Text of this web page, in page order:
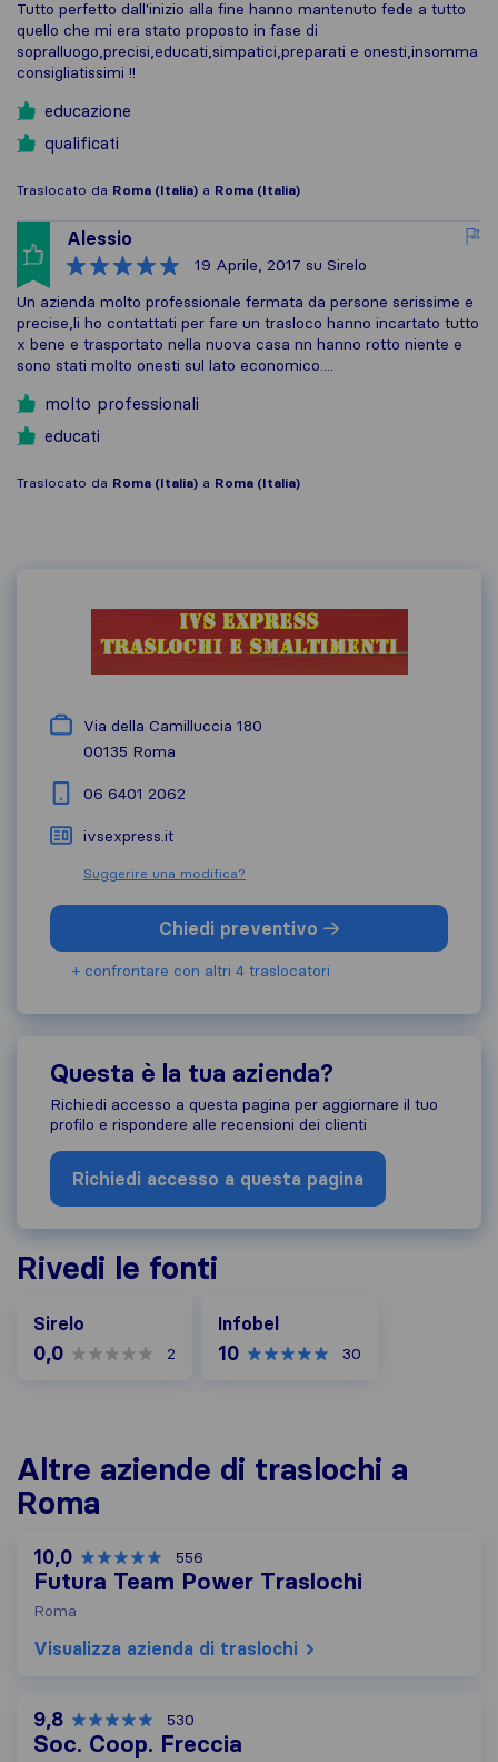
Tutto perfetto dall'inizio alla fine hanno mantenuto fede a tutto
quello che mi era stato proposto in fase di
sopralluogo,precisi,educati,simpatici,preparati e onesti,insomma
consigliatissimi !!
educazione
qualificati
Traslocato da Roma (Italia) a Roma (Italia)
Alessio
19 Aprile, 2017 su Sirelo
Un azienda molto professionale fermata da persone serissime e
precise,li ho contattati per fare un trasloco hanno incartato tutto
x bene e trasportato nella nuova casa nn hanno rotto niente e
sono stati molto onesti sul lato economico....
molto professionali
educati
Traslocato da Roma (Italia) a Roma (Italia)
Via della Camilluccia 180
00135 Roma
06 6401 2062
ivsexpress.it
Suggerire una modifica?
Chiedi preventivo
+ confrontare con altri 4 traslocatori
Questa è la tua azienda?
Richiedi accesso a questa pagina per aggiornare il tuo
profilo e rispondere alle recensioni dei clienti
Richiedi accesso a questa pagina
Rivedi le fonti
Sirelo
0,0 2
Infobel
10 30
Altre aziende di traslochi a
Roma
10,0 556
Futura Team Power Traslochi
Roma
Visualizza azienda di traslochi
9,8 530
Soc. Coop. Freccia